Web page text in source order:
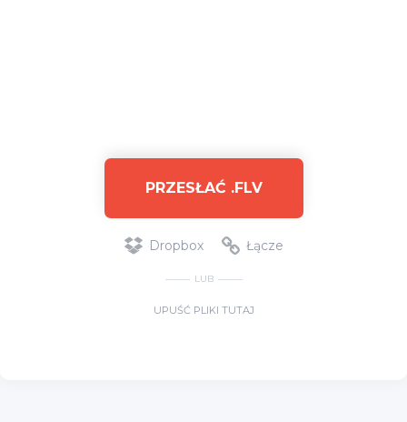
PRZESŁAĆ .FLV
Dropbox Łącze
LUB
UPUŚĆ PLIKI TUTAJ